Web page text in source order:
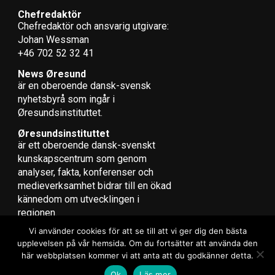
in fler tåg är nästa sak vi vill titta på. Men inte om det
visar sig att systemet blir alltför instabilt, för då
kommer det att bli mycket förseningar och man måste
vidare, säger Tony Bispeskov.
I sitt inlägg på Twitter skrev Linus Eriksson också att
restiden mellan Köpenhamns Huvudbangård och Malmö
C skulle förkortas med 30 minuter om
tiominuterstrafiken återinfördes, i kombination med att
gränskontrollen ska utföras ombord på tågen. Det är
dock mellan Huvudbangården och Lunds C som resan
skulle bli 30 minuter kortare – mellan Huvudbangården
och Malmö C skulle restiden förkortas med 19 minuter.
(News Øresund – Anna Palmehag)
Fakta:Tiominuterstrafik Köpenhamns
Chefredaktör
Chefredaktör och ansvarig utgivare:
Johan Wessman
+46 702 52 32 41
News Øresund
är en oberoende dansk-svensk
nyhets­byrå som ingår i
Øresundsinstituttet.
Øresundsinstituttet
är ett oberoende dansk-svenskt
kunskapscentrum som genom
analyser, fakta, konferenser och
medieverksamhet bidrar till en ökad
kännedom om utvecklingen i
regionen.
Copyright © 2017 Zox News Theme. Theme by MVP Themes, powered
Vi använder cookies för att se till att vi ger dig den bästa
upplevelsen på vår hemsida. Om du fortsätter att använda den
här webbplatsen kommer vi att anta att du godkänner detta.